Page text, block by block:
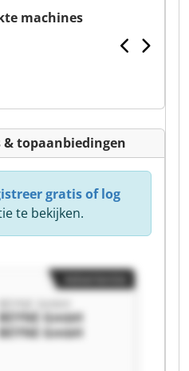
machines
topaanbiedingen
gratis of log
te bekijken.
BEYNE GmbH
BEYNE GmbH